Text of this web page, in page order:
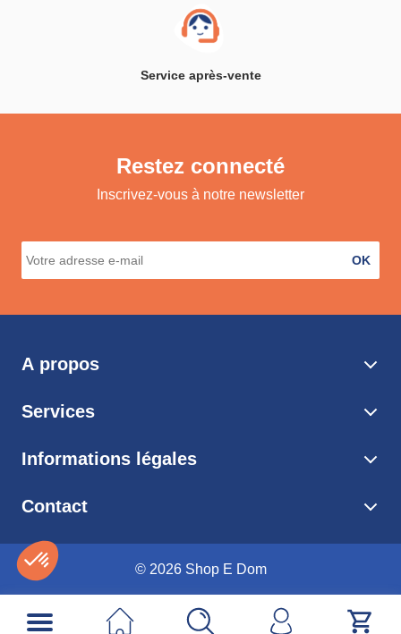
Service après-vente
Restez connecté
Inscrivez-vous à notre newsletter
OK
A propos
Services
Informations légales
Contact
© 2026 Shop E Dom